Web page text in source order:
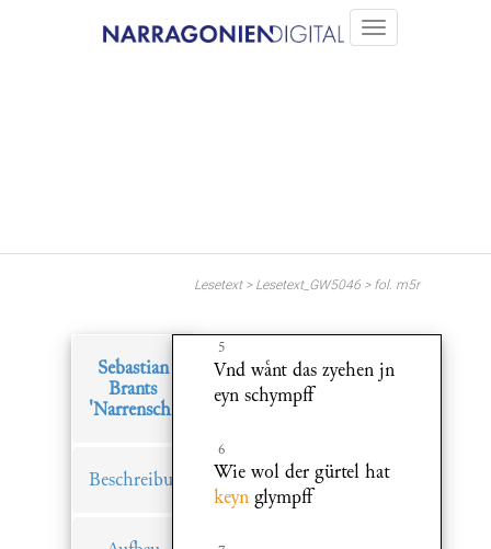
Lesetext > Lesetext_GW5046 > fol. m5r
Sebastian
Brants
'Narrenschiff'
Beschreibung
5
Vnd wnt das zyehen jn
eyn schympff
6
Wie wol der gürtel hat
keyn glympff